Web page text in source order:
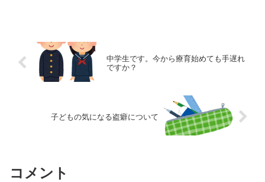
中学生です。今から療育始めても手遅れ
ですか？
子どもの気になる盗癖について
コメント